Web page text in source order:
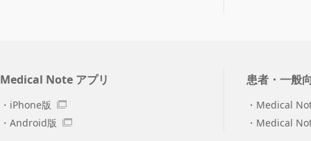
Medical Note アプリ
iPhone版
Android版
患者・一般
Medical
Medical